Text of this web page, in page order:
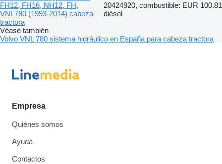
FH12, FH16, NH12, FH,
VNL780 (1993-2014) cabeza
tractora
20424920, combustible:
diésel
EUR 100.81
Véase también
Volvo VNL 780 sistema hidráulico en España para cabeza tractora
Empresa
Quiénes somos
Ayuda
Contactos